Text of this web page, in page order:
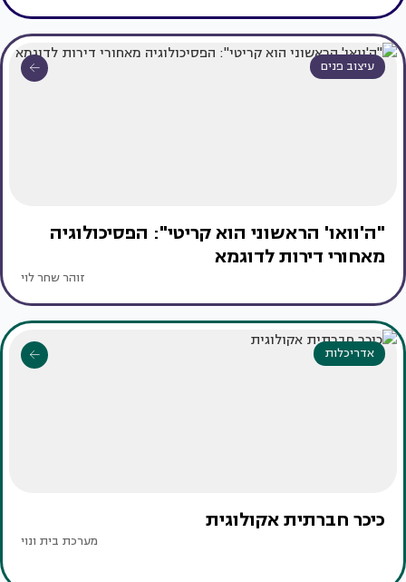
עיצוב פנים
"ה'וואו' הראשוני הוא קריטי": הפסיכולוגיה
מאחורי דירות לדוגמא
זוהר שחר לוי
אדריכלות
כיכר חברתית אקולוגית
מערכת בית ונוי